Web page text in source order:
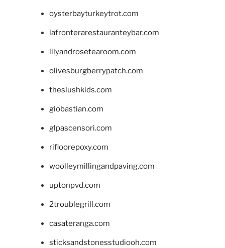
oysterbayturkeytrot.com
lafronterarestauranteybar.com
lilyandrosetearoom.com
olivesburgberrypatch.com
theslushkids.com
giobastian.com
glpascensori.com
rifloorepoxy.com
woolleymillingandpaving.com
uptonpvd.com
2troublegrill.com
casateranga.com
sticksandstonesstudiooh.com